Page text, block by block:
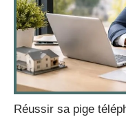
Réussir sa pige